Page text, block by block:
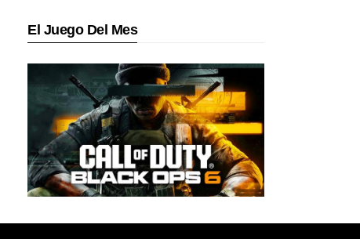
El Juego Del Mes